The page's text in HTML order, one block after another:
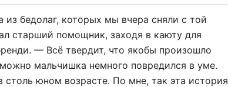
бедолаг, которых мы вчера сняли с той
старший помощник, заходя в каюту для
— Всё твердит, что якобы произошло
мальчишка немного повредился в уме.
юном возрасте. По мне, так эта история